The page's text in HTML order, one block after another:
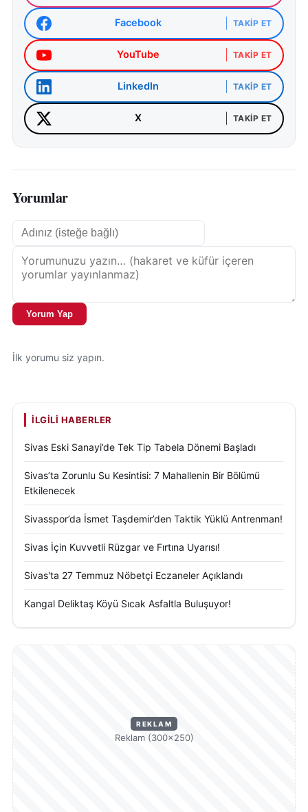
Facebook TAKIP ET
YouTube TAKIP ET
LinkedIn TAKIP ET
X TAKIP ET
Yorumlar
Yorum Yap
İlk yorumu siz yapın.
İLGILI HABERLER
Sivas Eski Sanayi’de Tek Tip Tabela Dönemi Başladı
Sivas’ta Zorunlu Su Kesintisi: 7 Mahallenin Bir Bölümü
Etkilenecek
Sivasspor’da İsmet Taşdemir’den Taktik Yüklü Antrenman!
Sivas İçin Kuvvetli Rüzgar ve Fırtına Uyarısı!
Sivas'ta 27 Temmuz Nöbetçi Eczaneler Açıklandı
Kangal Deliktaş Köyü Sıcak Asfaltla Buluşuyor!
REKLAM
Reklam (300×250)